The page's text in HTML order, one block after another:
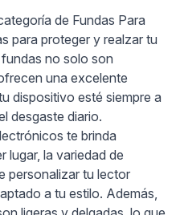
de Fundas Para
para proteger y realzar tu
no solo son
una excelente
dispositivo esté siempre a
desgaste diario.
te brinda
lugar, la variedad de
personalizar tu lector
a tu estilo. Además,